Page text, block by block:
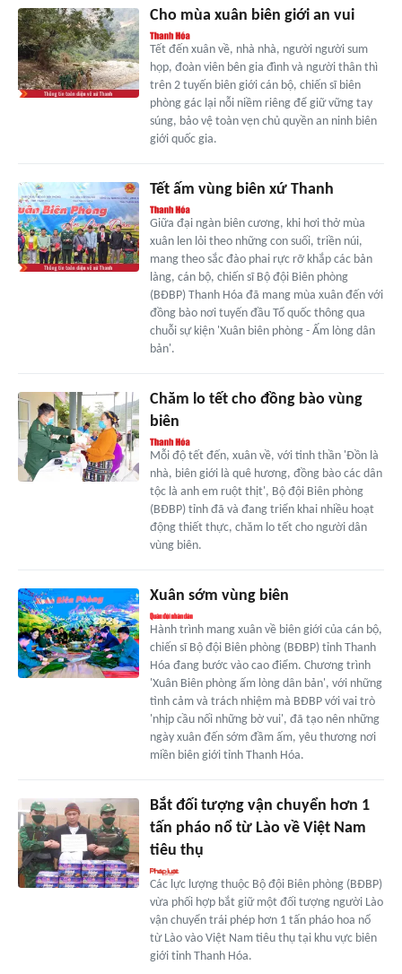
Cho mùa xuân biên giới an vui
Tết đến xuân về, nhà nhà, người người sum
họp, đoàn viên bên gia đình và người thân thì
trên 2 tuyến biên giới cán bộ, chiến sĩ biên
phòng gác lại nỗi niềm riêng để giữ vững tay
súng, bảo vệ toàn vẹn chủ quyền an ninh biên
giới quốc gia.
Tết ấm vùng biên xứ Thanh
Giữa đại ngàn biên cương, khi hơi thở mùa
xuân len lỏi theo những con suối, triền núi,
mang theo sắc đào phai rực rỡ khắp các bản
làng, cán bộ, chiến sĩ Bộ đội Biên phòng
(BĐBP) Thanh Hóa đã mang mùa xuân đến với
đồng bào nơi tuyến đầu Tổ quốc thông qua
chuỗi sự kiện 'Xuân biên phòng - Ấm lòng dân
bản'.
Chăm lo tết cho đồng bào vùng
biên
Mỗi độ tết đến, xuân về, với tinh thần 'Đồn là
nhà, biên giới là quê hương, đồng bào các dân
tộc là anh em ruột thịt', Bộ đội Biên phòng
(BĐBP) tỉnh đã và đang triển khai nhiều hoạt
động thiết thực, chăm lo tết cho người dân
vùng biên.
Xuân sớm vùng biên
Hành trình mang xuân về biên giới của cán bộ,
chiến sĩ Bộ đội Biên phòng (BĐBP) tỉnh Thanh
Hóa đang bước vào cao điểm. Chương trình
'Xuân Biên phòng ấm lòng dân bản', với những
tình cảm và trách nhiệm mà BĐBP với vai trò
'nhịp cầu nối những bờ vui', đã tạo nên những
ngày xuân đến sớm đầm ấm, yêu thương nơi
miền biên giới tỉnh Thanh Hóa.
Bắt đối tượng vận chuyển hơn 1
tấn pháo nổ từ Lào về Việt Nam
tiêu thụ
Các lực lượng thuộc Bộ đội Biên phòng (BĐBP)
vừa phối hợp bắt giữ một đối tượng người Lào
vận chuyển trái phép hơn 1 tấn pháo hoa nổ
từ Lào vào Việt Nam tiêu thụ tại khu vực biên
giới tỉnh Thanh Hóa.